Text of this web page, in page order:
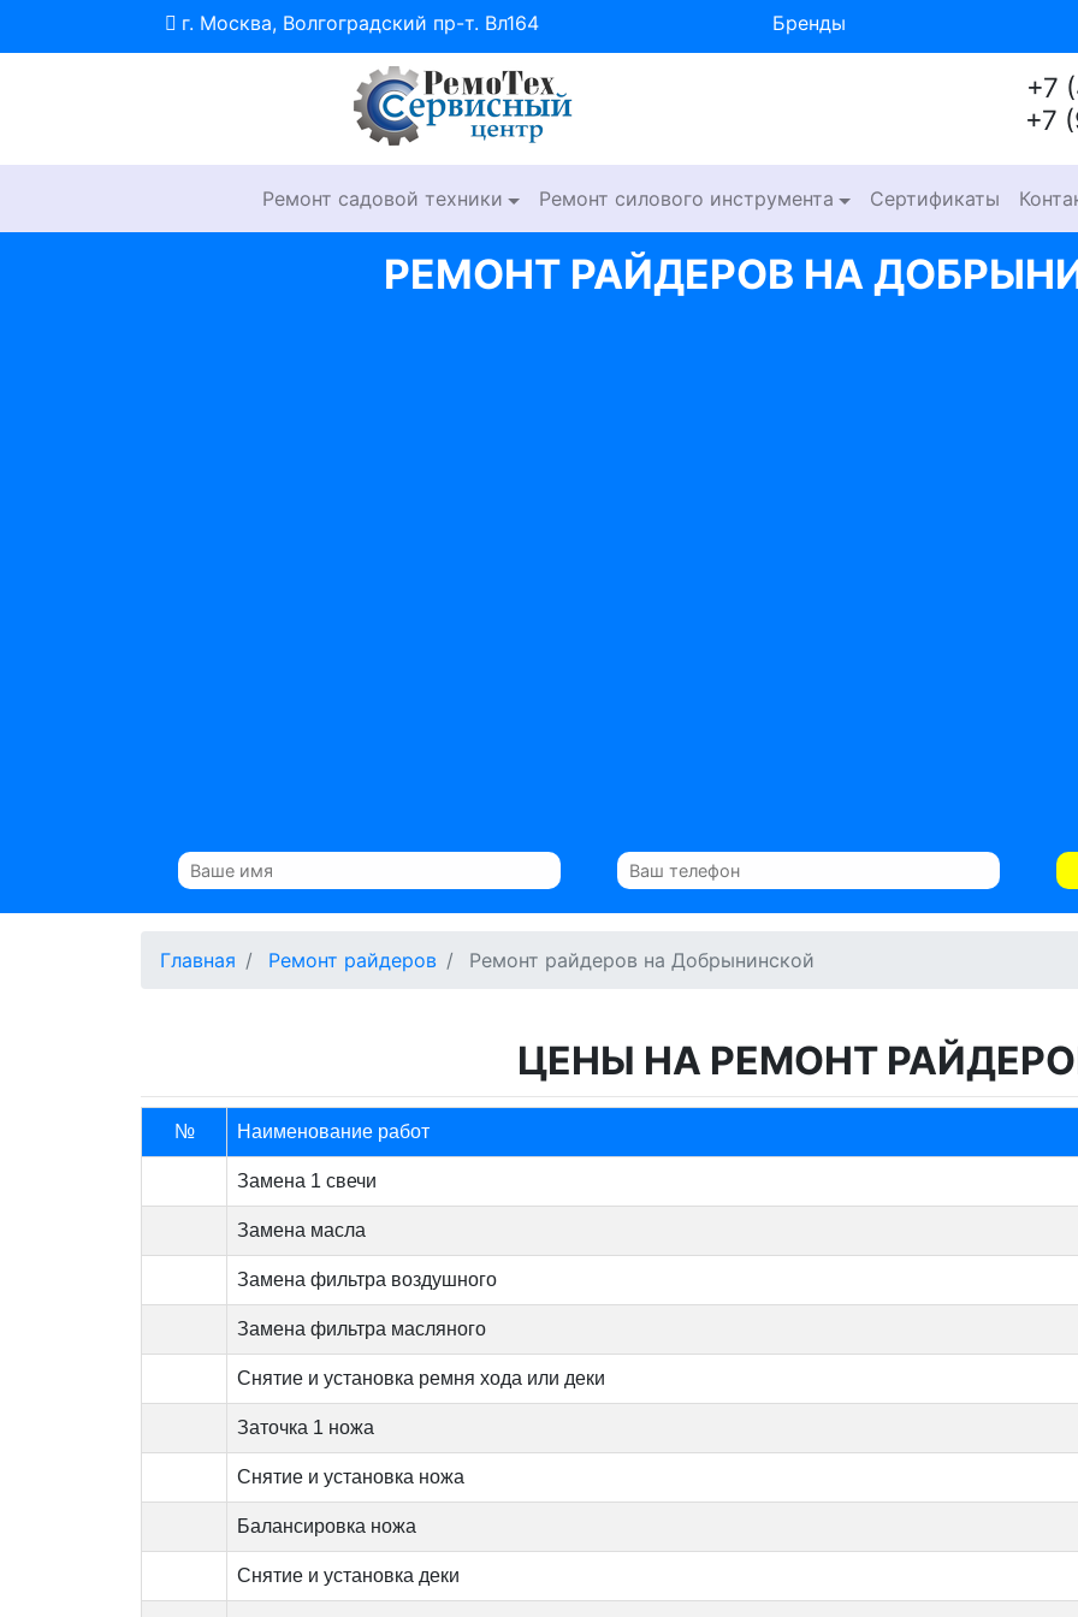
г. Москва, Волгоградский пр-т. Вл164 Бренды
+7
+7
Ремонт садовой техники Ремонт силового инструмента Сертификаты
РЕМОНТ РАЙДЕРОВ НА
Главная Ремонт райдеров Ремонт райдеров на Добрынинской
ЦЕНЫ НА РЕМОНТ
№ Наименование работ
Замена 1 свечи
Замена масла
Замена фильтра воздушного
Замена фильтра масляного
Снятие и установка ремня хода или деки
Заточка 1 ножа
Снятие и установка ножа
Балансировка ножа
Снятие и установка деки